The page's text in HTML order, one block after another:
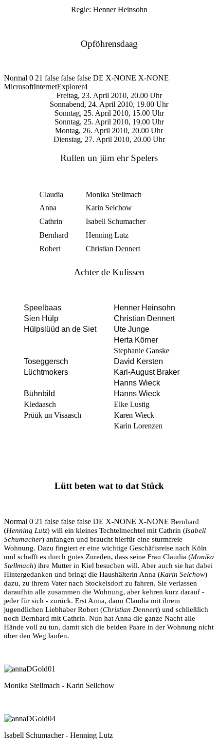
Regie: Henner Heinsohn
Opföhrensdaag
Normal 0 21 false false false DE X-NONE X-NONE
MicrosoftInternetExplorer4
Freitag, 23. April 2010, 20.00 Uhr
Sonnabend, 24. April 2010, 19.00 Uhr
Sonntag, 25. April 2010, 15.00 Uhr
Sonntag, 25. April 2010, 19.00 Uhr
Montag, 26. April 2010, 20.00 Uhr
Dienstag, 27. April 2010, 20.00 Uhr
Rullen un jüm ehr Spelers
Claudia
Monika Stellmach
Anna
Karin Selchow
Cathrin
Isabell Schumacher
Bernhard
Henning Lutz
Robert
Christian Dennert
Achter de Kulissen
Speelbaas
Henner Heinsohn
Sien Hülp
Christian Dennert
Hülpslüüd an de Siet
Ute Junge
Herta Körner
Stephanie Ganske
Toseggersch
David Kersten
Lüchtmokers
Karl-August Braker
Hanns Wieck
Bühnbild
Hanns Wieck
Kledaasch
Elke Lustig
Prüük un Visaasch
Karen Wieck
Karin Lorenzen
Lütt beten wat to dat Stück
Normal 0 21 false false false DE X-NONE X-NONE Bernhard
(Henning Lutz) will ein kleines Techtelmechtel mit Cathrin (Isabell
Schumacher) anfangen und braucht hierfür eine sturmfreie
Wohnung. Dazu fingiert er eine wichtige Geschäftsreise nach Köln
und schafft es durch gutes Zureden, dass seine Frau Claudia (Monika
Stellmach) ihre Mutter in Kiel besuchen will. Aber auch sie hat dabei
Hintergedanken und bringt die Haushälterin Anna (Karin Selchow)
dazu, zu ihrem Vater nach Stockelsdorf zu fahren. Sie verlassen
daraufhin alle zusammen die Wohnung, aber kehren kurz darauf -
jeder für sich - zurück. Erst Anna, dann Claudia mit ihrem
jugendlichen Liebhaber Robert (Christian Dennert) und schließlich
noch Bernhard mit Cathrin. Nun hat Anna die ganze Nacht alle
Hände voll zu tun, damit sich die beiden Paare in der Wohnung nicht
über den Weg laufen.
Monika Stellmach - Karin Sellchow
Isabell Schumacher - Henning Lutz